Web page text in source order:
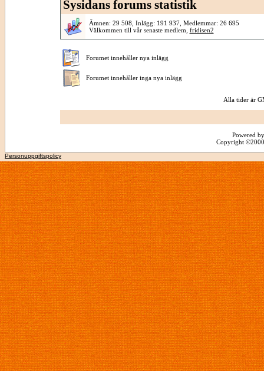
Sysidans forums statistik
Ämnen: 29 508, Inlägg: 191 937, Medlemmar: 26 695
Välkommen till vår senaste medlem, fridisen2
Forumet innehåller nya inlägg
Forumet innehåller inga nya inlägg
Alla tider är
Powered
Copyright
Personuppgiftspolicy